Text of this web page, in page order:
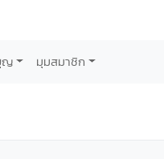
ญ มุมสมาชิก